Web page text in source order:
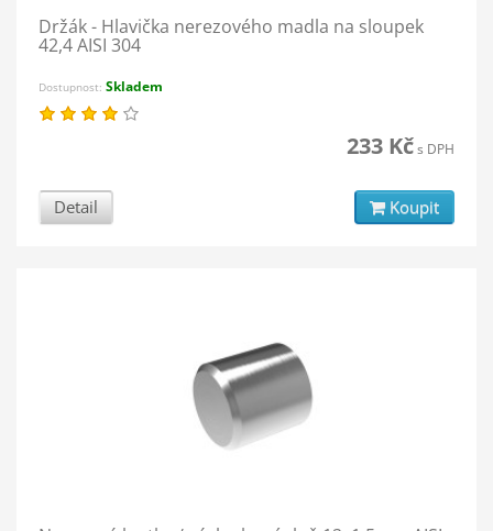
Držák - Hlavička nerezového madla na sloupek
42,4 AISI 304
Dostupnost: Skladem
233 Kčs DPH
Detail Koupit